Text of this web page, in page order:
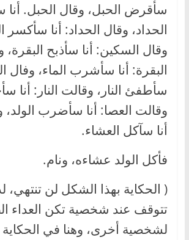
سأقرض الحبل، وقال الحبل.
الحداد، وقال الحداد: أنا سأكسر
وقال السكين: أنا سأذبح البقرة،
البقرة: أنا سأشرب الماء، وفال
سأطفئ النار، وقالت النار: أنا
وقالت العصا: أنا سأضرب الولد،
أنا سآكل العشاء.
فأكل الولد عشاءه، ونام.
( الحكاية بهذا الشكل لن تنتهي،
تتوقف عند شخصية تكن العداء
لشخصية أخرى، وهنا في